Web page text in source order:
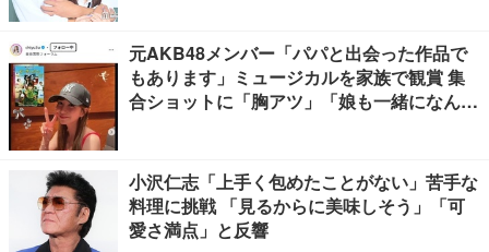
元AKB48メンバー「パパと出会った作品で
もあります」ミュージカルを家族で観賞 集
合ショットに「胸アツ」「娘も一緒になんて
小沢仁志「上手く包めたことがない」苦手な
料理に挑戦 「見るからに美味しそう」「可
愛さ満点」と反響